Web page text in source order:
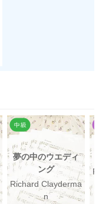
夢の中のウエディ
ング
Richard Clayderma
n